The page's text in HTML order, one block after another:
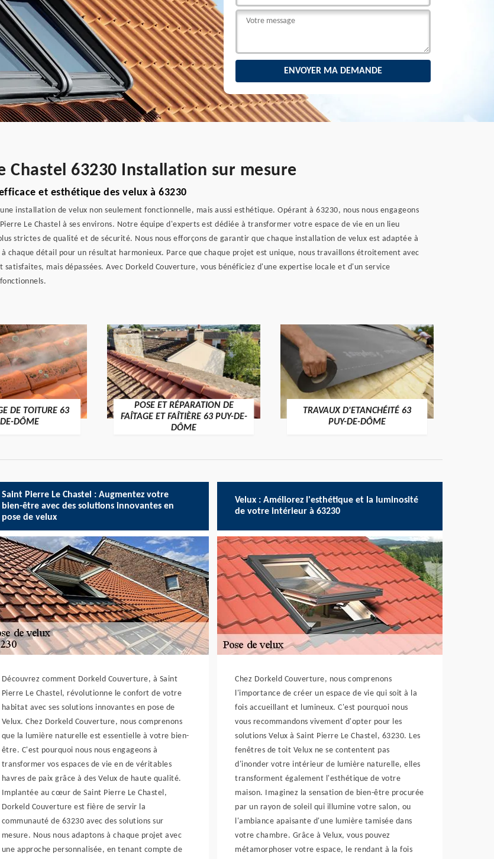
Chastel 63230 Installation sur mesure
et esthétique des velux à 63230
installation de velux non seulement fonctionnelle, mais aussi esthétique. Opérant à 63230, nous nous engageons
Le Chastel à ses environs. Notre équipe d'experts est dédiée à transformer votre espace de vie en un lieu
strictes de qualité et de sécurité. Nous nous efforçons de garantir que chaque installation de velux est adaptée à
détail pour un résultat harmonieux. Parce que chaque projet est unique, nous travaillons étroitement avec
mais dépassées. Avec Dorkeld Couverture, vous bénéficiez d'une expertise locale et d'un service
DE TOITURE 63
DÔME
POSE ET RÉPARATION DE
FAÎTAGE ET FAÎTIÈRE 63 PUY-DE-
DÔME
TRAVAUX D'ETANCHÉITÉ 63
PUY-DE-DÔME
Saint Pierre Le Chastel : Augmentez votre
bien-être avec des solutions innovantes en
pose de velux
Découvrez comment Dorkeld Couverture, à Saint
Pierre Le Chastel, révolutionne le confort de votre
habitat avec ses solutions innovantes en pose de
Velux. Chez Dorkeld Couverture, nous comprenons
que la lumière naturelle est essentielle à votre bien-
être. C'est pourquoi nous nous engageons à
transformer vos espaces de vie en de véritables
havres de paix grâce à des Velux de haute qualité.
Implantée au cœur de Saint Pierre Le Chastel,
Dorkeld Couverture est fière de servir la
communauté de 63230 avec des solutions sur
mesure. Nous nous adaptons à chaque projet avec
une approche personnalisée, en tenant compte de
Velux : Améliorez l'esthétique et la luminosité
de votre intérieur à 63230
Chez Dorkeld Couverture, nous comprenons
l'importance de créer un espace de vie qui soit à la
fois accueillant et lumineux. C'est pourquoi nous
vous recommandons vivement d'opter pour les
solutions Velux à Saint Pierre Le Chastel, 63230. Les
fenêtres de toit Velux ne se contentent pas
d'inonder votre intérieur de lumière naturelle, elles
transforment également l'esthétique de votre
maison. Imaginez la sensation de bien-être procurée
par un rayon de soleil qui illumine votre salon, ou
l'ambiance apaisante d'une lumière tamisée dans
votre chambre. Grâce à Velux, vous pouvez
métamorphoser votre espace, le rendant à la fois